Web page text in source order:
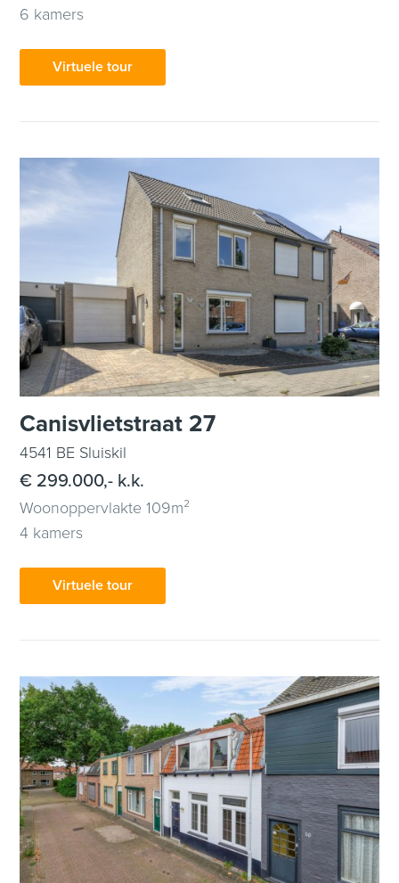
6 kamers
Virtuele tour
Canisvlietstraat 27
4541 BE Sluiskil
€ 299.000,- k.k.
Woonoppervlakte 109m²
4 kamers
Virtuele tour